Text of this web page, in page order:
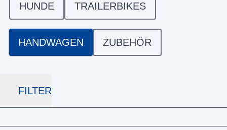
HUNDE TRAILERBIKES
HANDWAGEN ZUBEHÖR
FILTER